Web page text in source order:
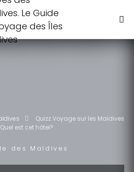
Quizz Voyage sur les Maldives
est cet hôtel?
des Maldives